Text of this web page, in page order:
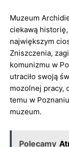
Muzeum
ciekawą
największym
Zniszczenia,
komunizmu w
utraciło swoją
mozolnej pracy,
temu w
muzeum.
Polecamy